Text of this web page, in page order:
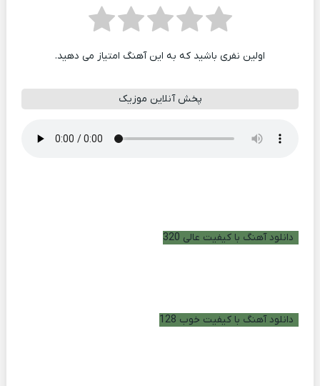
اولین نفری باشید که به این آهنگ امتیاز می دهید.
پخش آنلاین موزیک
دانلود آهنگ با کیفیت عالی 320
دانلود آهنگ با کیفیت خوب 128